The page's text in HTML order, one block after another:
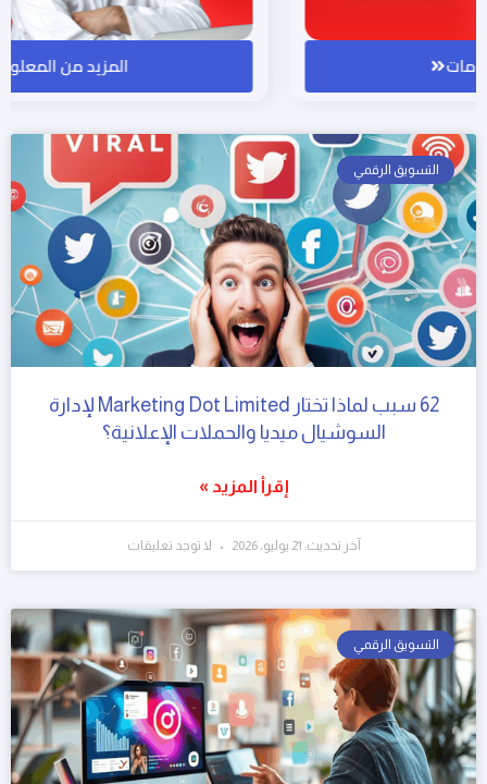
التسويق الرقمي
62 سبب لماذا تختار Marketing Dot Limited لإدارة
السوشيال ميديا والحملات الإعلانية؟
إقرأ المزيد »
آخر تحديث: 21 يوليو، 2026 لا توجد تعليقات
التسويق الرقمي